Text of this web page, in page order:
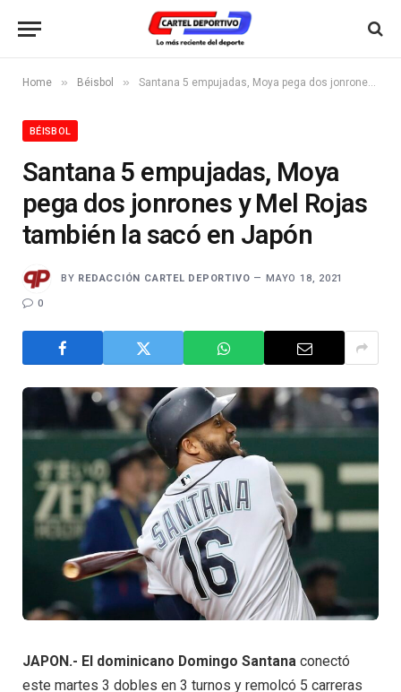
Home » Béisbol » Santana 5 empujadas, Moya pega dos jonrones y Mel Rojas también la sacó en Japón
BÉISBOL
Santana 5 empujadas, Moya
pega dos jonrones y Mel Rojas
también la sacó en Japón
BY REDACCIÓN CARTEL DEPORTIVO MAYO 18, 2021
0
JAPON.- El dominicano Domingo Santana conectó
este martes 3 dobles en 3 turnos y remolcó 5 carreras